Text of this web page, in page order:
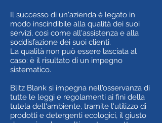
Il successo di un'azienda è legato in
modo inscindibile alla qualità dei suoi
servizi, così come all'assistenza e alla
soddisfazione dei suoi clienti.
La qualità non può essere lasciata al
caso: è il risultato di un impegno
sistematico.
Blitz Blank si impegna nell'osservanza di
tutte le leggi e regolamenti ai fini della
tutela dell'ambiente, tramite l'utilizzo di
prodotti e detergenti ecologici, il giusto